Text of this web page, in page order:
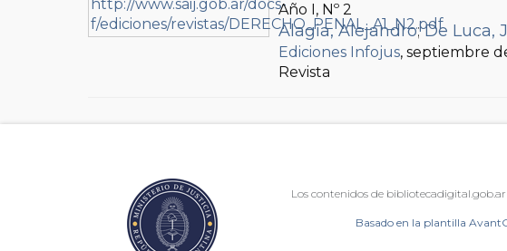
Año I, Nº 2
Alagia, Alejandro;De Luca,
Ediciones Infojus, septiembre
Revista
Los contenidos de
Basado en la plantilla